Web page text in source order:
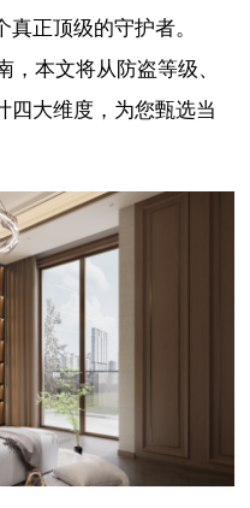
正顶级的守护者。
，本文将从防盗等级、
四大维度，为您甄选当